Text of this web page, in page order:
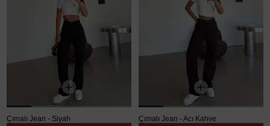
Çımalı Jean - Siyah Çımalı Jean - Acı Kahve